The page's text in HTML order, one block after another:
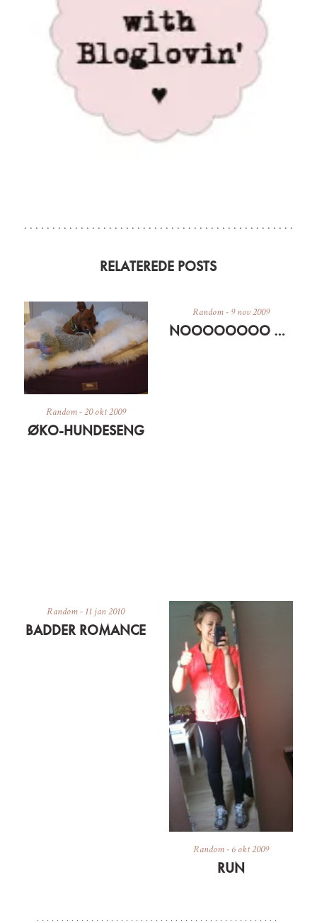
RELATEREDE POSTS
Random-20 okt 2009
ØKO-HUNDESENG
Random- 9 nov 2009
NOOOOOOOO MIN MAC ER CRASHET… ER FORHÅBENTLIG KLAR MED GENOPLIVET ELLER NY IETELLERANDET I MORGEN EFTERMIDDAG
Random- 11 jan 2010
BADDER ROMANCE
Random- 6 okt 2009
RUN